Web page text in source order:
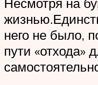
него не было,
пути «отхода»